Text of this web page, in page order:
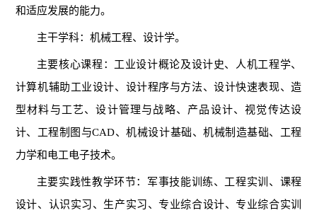
和适应发展的能力。
主干学科： 机械工程、设计学。
主要核心课程： 工业设计概论及设计史、人机工程学、
计算机辅助工业设计、设计程序与方法、设计快速表现、造
型材料与工艺、设计管理与战略、产品设计、视觉传达设
计、工程制图与CAD、机械设计基础、机械制造基础、工程
力学和电工电子技术。
主要实践性教学环节： 军事技能训练、工程实训、课程
设计、认识实习、生产实习、专业综合设计、专业综合实训